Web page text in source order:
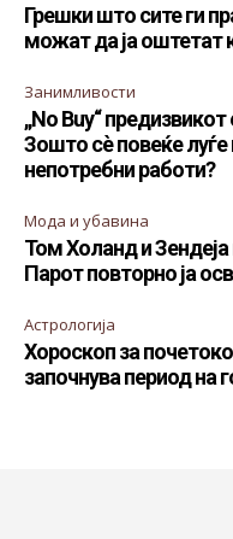
Грешки што сите ги
можат да ја оштетат
Занимливости
„No Buy“
Зошто сè повеќе луѓе
непотребни работи?
Мода и убавина
Том Холанд и
Парот повторно ја
Астрологија
Хороскоп за
започнува период на